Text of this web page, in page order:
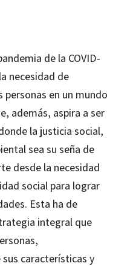
de la COVID-
necesidad de
en un mundo
además, aspira a ser
la justicia social,
sea su seña de
desde la necesidad
social para lograr
Esta ha de
integral que
características y